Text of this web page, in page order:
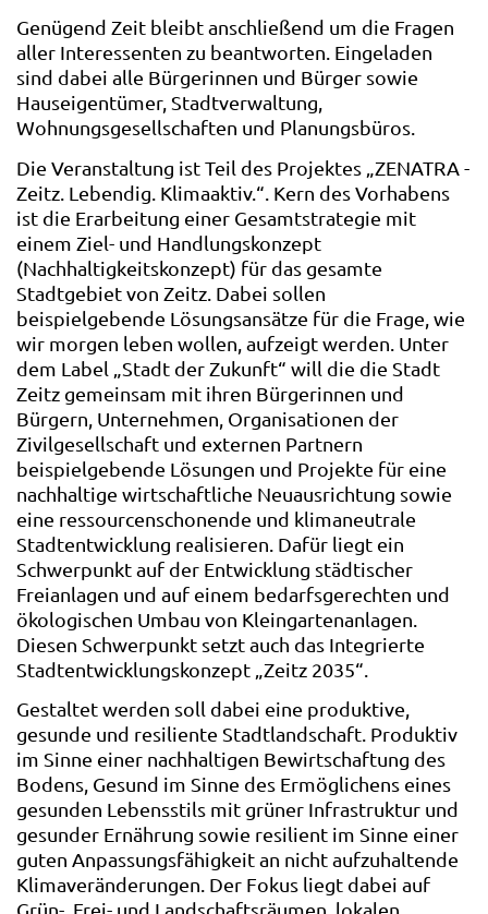
Genügend Zeit bleibt anschließend um die Fragen
aller Interessenten zu beantworten. Eingeladen
sind dabei alle Bürgerinnen und Bürger sowie
Hauseigentümer, Stadtverwaltung,
Wohnungsgesellschaften und Planungsbüros.
Die Veranstaltung ist Teil des Projektes „ZENATRA -
Zeitz. Lebendig. Klimaaktiv.“. Kern des Vorhabens
ist die Erarbeitung einer Gesamtstrategie mit
einem Ziel- und Handlungskonzept
(Nachhaltigkeitskonzept) für das gesamte
Stadtgebiet von Zeitz. Dabei sollen
beispielgebende Lösungsansätze für die Frage, wie
wir morgen leben wollen, aufzeigt werden. Unter
dem Label „Stadt der Zukunft“ will die die Stadt
Zeitz gemeinsam mit ihren Bürgerinnen und
Bürgern, Unternehmen, Organisationen der
Zivilgesellschaft und externen Partnern
beispielgebende Lösungen und Projekte für eine
nachhaltige wirtschaftliche Neuausrichtung sowie
eine ressourcenschonende und klimaneutrale
Stadtentwicklung realisieren. Dafür liegt ein
Schwerpunkt auf der Entwicklung städtischer
Freianlagen und auf einem bedarfsgerechten und
ökologischen Umbau von Kleingartenanlagen.
Diesen Schwerpunkt setzt auch das Integrierte
Stadtentwicklungskonzept „Zeitz 2035“.
Gestaltet werden soll dabei eine produktive,
gesunde und resiliente Stadtlandschaft. Produktiv
im Sinne einer nachhaltigen Bewirtschaftung des
Bodens, Gesund im Sinne des Ermöglichens eines
gesunden Lebensstils mit grüner Infrastruktur und
gesunder Ernährung sowie resilient im Sinne einer
guten Anpassungsfähigkeit an nicht aufzuhaltende
Klimaveränderungen. Der Fokus liegt dabei auf
Grün-, Frei- und Landschaftsräumen, lokalen